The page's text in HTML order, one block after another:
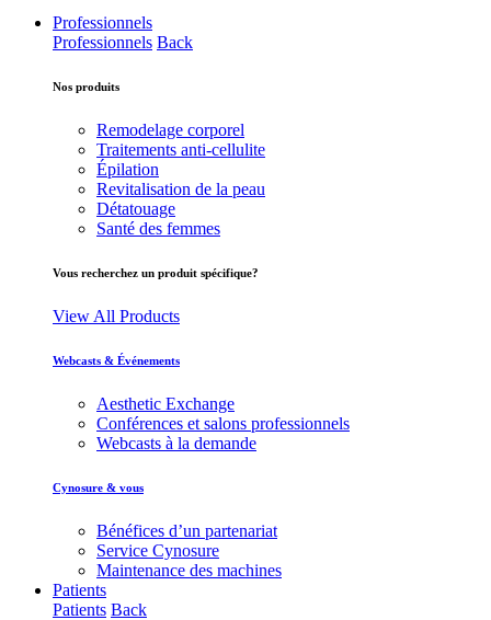
Professionnels
Professionnels Back
Nos produits
Remodelage corporel
Traitements anti-cellulite
Épilation
Revitalisation de la peau
Détatouage
Santé des femmes
Vous recherchez un produit spécifique?
View All Products
Webcasts & Événements
Aesthetic Exchange
Conférences et salons professionnels
Webcasts à la demande
Cynosure & vous
Bénéfices d’un partenariat
Service Cynosure
Maintenance des machines
Patients
Patients Back